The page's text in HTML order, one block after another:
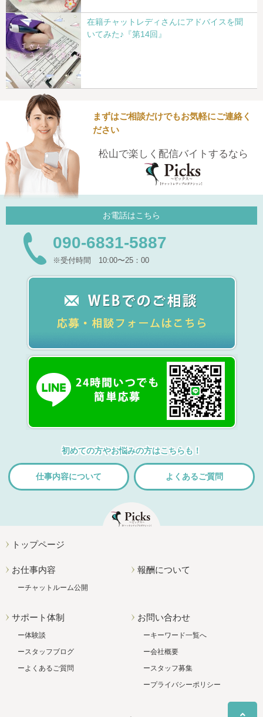
在籍チャットレディさんにアドバイスを聞
いてみた♪『第14回』
まずはご相談だけでもお気軽にご連絡く
ださい
松山で楽しく配信バイトするなら
お電話はこちら
090-6831-5887
※受付時間 10:00〜25：00
初めての方やお悩みの方はこちらも！
仕事内容について よくあるご質問
トップページ
お仕事内容
チャットルーム公開
報酬について
サポート体制
体験談
スタッフブログ
よくあるご質問
お問い合わせ
キーワード一覧へ
会社概要
スタッフ募集
プライバシーポリシー